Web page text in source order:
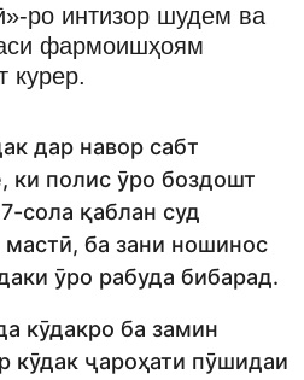
ро интизор шудем ва
фармоишҳоям
курер.
дар навор сабт
ки полис ӯро боздошт
сола қаблан суд
ба зани ношинос
ӯро рабуда бибарад.
кӯдакро ба замин
кӯдак ҷароҳати пӯшидаи